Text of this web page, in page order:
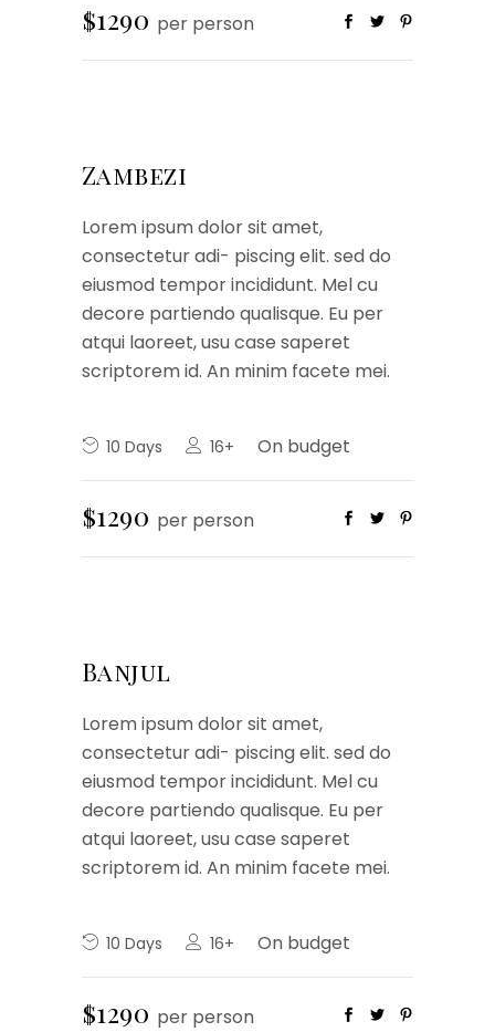
$1290 per person
Zambezi
Lorem ipsum dolor sit amet,
consectetur adi- piscing elit. sed do
eiusmod tempor incididunt. Mel cu
decore partiendo qualisque. Eu per
atqui laoreet, usu case saperet
scriptorem id. An minim facete mei.
10 Days 16+ On budget
$1290 per person
Banjul
Lorem ipsum dolor sit amet,
consectetur adi- piscing elit. sed do
eiusmod tempor incididunt. Mel cu
decore partiendo qualisque. Eu per
atqui laoreet, usu case saperet
scriptorem id. An minim facete mei.
10 Days 16+ On budget
$1290 per person